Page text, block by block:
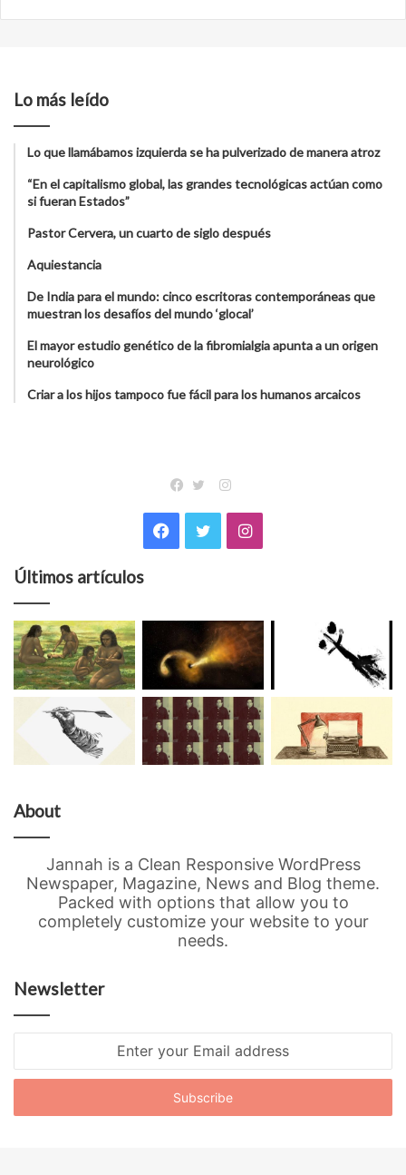
Lo más leído
Lo que llamábamos izquierda se ha pulverizado de manera atroz
“En el capitalismo global, las grandes tecnológicas actúan como
si fueran Estados”
Pastor Cervera, un cuarto de siglo después
Aquiestancia
De India para el mundo: cinco escritoras contemporáneas que
muestran los desafíos del mundo ‘glocal’
El mayor estudio genético de la fibromialgia apunta a un origen
neurológico
Criar a los hijos tampoco fue fácil para los humanos arcaicos
Instagram
Facebook
TwitterInstagram
Últimos artículos
About
Jannah is a Clean Responsive WordPress
Newspaper, Magazine, News and Blog theme.
Packed with options that allow you to
completely customize your website to your
needs.
Newsletter
Email